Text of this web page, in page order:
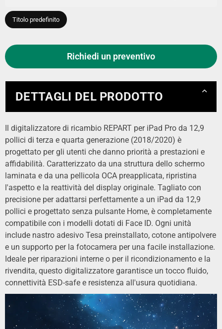
Titolo predefinito
Richiedi un preventivo
DETTAGLI DEL PRODOTTO
Il digitalizzatore di ricambio REPART per iPad Pro da 12,9
pollici di terza e quarta generazione (2018/2020) è
progettato per gli utenti che danno priorità a prestazioni e
affidabilità. Caratterizzato da una struttura dello schermo
laminata e da una pellicola OCA preapplicata, ripristina
l'aspetto e la reattività del display originale. Tagliato con
precisione per adattarsi perfettamente a un iPad da 12,9
pollici e progettato senza pulsante Home, è completamente
compatibile con i modelli dotati di Face ID. Ogni unità
include nastro adesivo Tesa preinstallato, cotone antipolvere
e un supporto per la fotocamera per una facile installazione.
Ideale per riparazioni interne o per il ricondizionamento e la
rivendita, questo digitalizzatore garantisce un tocco fluido,
connettività ESD-safe e resistenza all'usura quotidiana.